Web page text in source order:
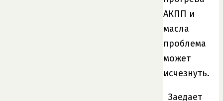
АКПП и
масла
проблема
может
исчезнуть.
Заедает